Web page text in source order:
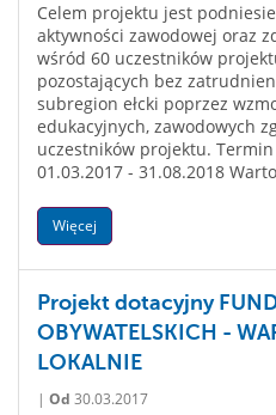
Celem projektu jest
aktywności zawodowej oraz
wśród 60 uczestników
pozostających bez
subregion ełcki poprzez
edukacyjnych, zawodowych
uczestników projektu.
01.03.2017 - 31.08.2018
Więcej
Projekt dotacyjny
OBYWATELSKICH -
LOKALNIE
| Od 30.03.2017